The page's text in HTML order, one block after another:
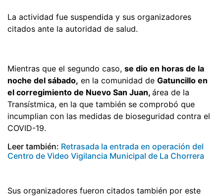
La actividad fue suspendida y sus organizadores
citados ante la autoridad de salud.
Mientras que el segundo caso, se dio en horas de la
noche del sábado, en la comunidad de Gatuncillo en
el corregimiento de Nuevo San Juan, área de la
Transístmica, en la que también se comprobó que
incumplian con las medidas de bioseguridad contra el
COVID-19.
Leer también: Retrasada la entrada en operación del
Centro de Video Vigilancia Municipal de La Chorrera
Sus organizadores fueron citados también por este